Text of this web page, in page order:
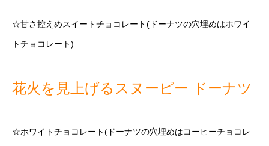
☆甘さ控えめスイートチョコレート(ドーナツの穴埋めはホワイ
トチョコレート)
花火を見上げるスヌーピー ドーナツ
☆ホワイトチョコレート(ドーナツの穴埋めはコーヒーチョコレ